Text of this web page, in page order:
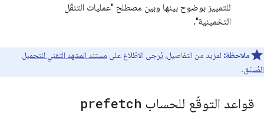
للتمييز بوضوح بينها وبين مصطلح "عمليات التنقّل
التخمينية".
ملاحظة: لمزيد من التفاصيل، يُرجى الاطّلاع على مستند المشهد التقني للتحميل
المُسبَق.
قواعد التوقّع للحساب prefetch